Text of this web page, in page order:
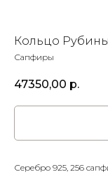
Кольцо
Сапфиры
47350,00 р.
Серебро 925, 256